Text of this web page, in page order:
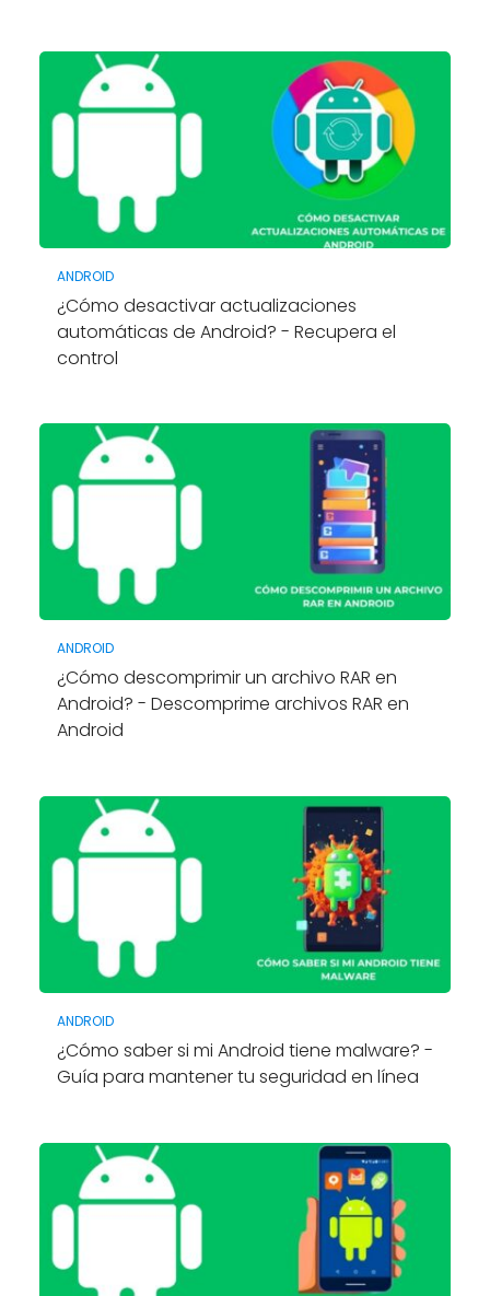
ANDROID
¿Cómo desactivar actualizaciones
automáticas de Android? - Recupera el
control
ANDROID
¿Cómo descomprimir un archivo RAR en
Android? - Descomprime archivos RAR en
Android
ANDROID
¿Cómo saber si mi Android tiene malware? -
Guía para mantener tu seguridad en línea